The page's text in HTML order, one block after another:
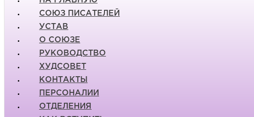
СОЮЗ ПИСАТЕЛЕЙ
УСТАВ
О СОЮЗЕ
РУКОВОДСТВО
ХУДСОВЕТ
КОНТАКТЫ
ПЕРСОНАЛИИ
ОТДЕЛЕНИЯ